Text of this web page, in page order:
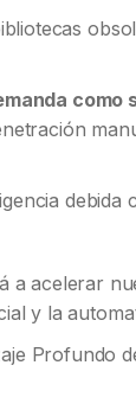
debida
a acelerar
y la
Profundo